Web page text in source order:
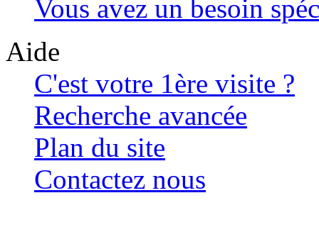
Vous avez un besoin
Aide
C'est votre 1ère visite ?
Recherche avancée
Plan du site
Contactez nous